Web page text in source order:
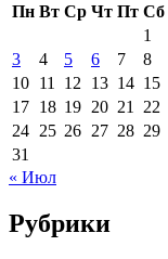
Пн Вт Ср Чт Пт Сб
1
3
4 5 6 7 8
10 11 12 13 14 15
17 18 19 20 21 22
24 25 26 27 28 29
31
« Июл
Рубрики